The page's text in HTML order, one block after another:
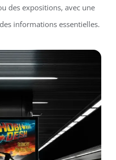
des expositions, avec une
informations essentielles.